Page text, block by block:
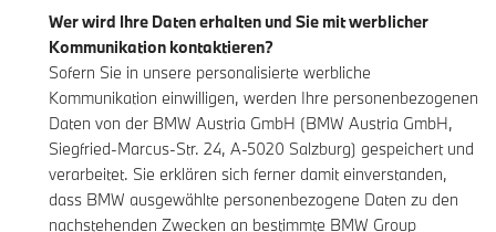
Wer wird Ihre Daten erhalten und Sie mit werblicher
Kommunikation kontaktieren?
Sofern Sie in unsere personalisierte werbliche
Kommunikation einwilligen, werden Ihre personenbezogenen
Daten von der BMW Austria GmbH (BMW Austria GmbH,
Siegfried-Marcus-Str. 24, A-5020 Salzburg) gespeichert und
verarbeitet. Sie erklären sich ferner damit einverstanden,
dass BMW ausgewählte personenbezogene Daten zu den
nachstehenden Zwecken an bestimmte BMW Group